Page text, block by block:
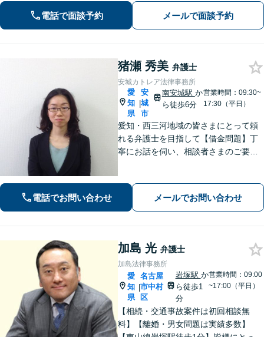
に、まずはご相談ください【事前予約
で休日・夜間面談可】
電話で面談予約 メールで面談予約
猪瀬 秀美 弁護士
安城カトレア法律事務所
愛
知
県
|
安
城
市
南安城駅 か
ら徒歩6分
営業時間：09:30~
17:30（平日）
愛知・西三河地域の皆さまにとって頼
れる弁護士を目指して【借金問題】丁
寧にお話を伺い、相談者さまのご要望
な配慮のある解決策をご提案します
【お子さま連れのご相談可】
電話でお問い合わせ メールでお問い合わせ
加島 光 弁護士
加島法律事務所
愛
知
県
|
名古屋
市中村
区
岩塚駅 か
ら徒歩1
分
営業時間：09:00
~17:00（平日）
【相続・交通事故案件は初回相談無
料】【離婚・男女問題は実績多数】